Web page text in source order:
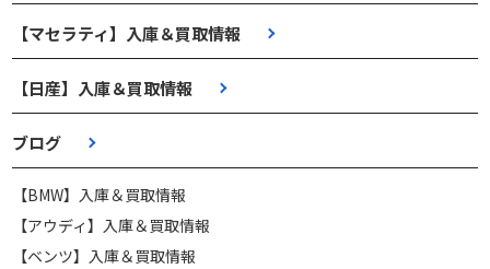
【マセラティ】入庫＆買取情報
【日産】入庫＆買取情報
ブログ
【BMW】入庫＆買取情報
【アウディ】入庫＆買取情報
【ベンツ】入庫＆買取情報